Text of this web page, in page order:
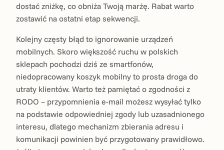
dostać zniżkę, co obniża Twoją marżę. Rabat warto
zostawić na ostatni etap sekwencji.
Kolejny częsty błąd to ignorowanie urządzeń
mobilnych. Skoro większość ruchu w polskich
sklepach pochodzi dziś ze smartfonów,
niedopracowany koszyk mobilny to prosta droga do
utraty klientów. Warto też pamiętać o zgodności z
RODO – przypomnienia e-mail możesz wysyłać tylko
na podstawie odpowiedniej zgody lub uzasadnionego
interesu, dlatego mechanizm zbierania adresu i
komunikacji powinien być przygotowany prawidłowo.